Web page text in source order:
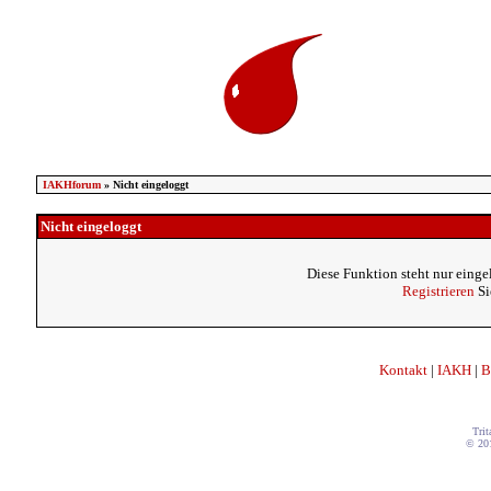
IAKHforum» Nicht eingeloggt
Nicht eingeloggt
Diese Funktion steht nur
Registrieren
Kontakt | IAKH |
©